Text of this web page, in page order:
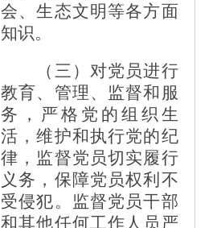
会、生态文明等各方面
知识。
（三）对党员进行
教育、管理、监督和服
务，严格党的组织生
活，维护和执行党的纪
律，监督党员切实履行
义务，保障党员权利不
受侵犯。监督党员干部
和其他任何工作人员严